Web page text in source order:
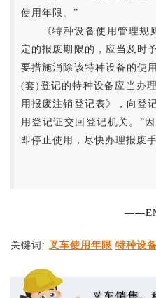
使用年限。”
《特种设备使用管理
定的报废期限的，应当及时
要措施消除该特种设备的使
(套)登记的特种设备应当办
用报废注销登记表》，向登
用登记证交回登记机关。”
即停止使用，尽快办理报废手
关键词: 叉车使用年限 特种设备